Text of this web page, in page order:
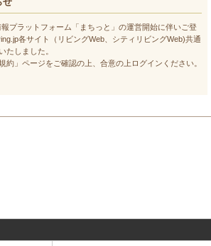
プラットフォーム「まちっと」の運営開始に伴いご登
各サイト（リビングWeb、シティリビングWeb)共通
たしました。
約」ページをご確認の上、合意の上ログインください。